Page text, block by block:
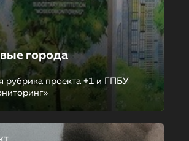
города
рубрика проекта +1 и ГПБУ